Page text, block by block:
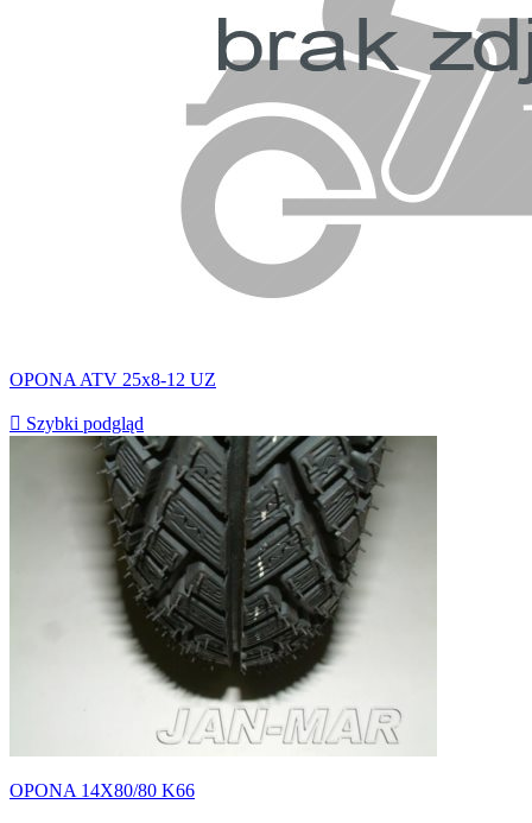
OPONA ATV 25x8-12 UZ
 Szybki podgląd
OPONA 14X80/80 K66